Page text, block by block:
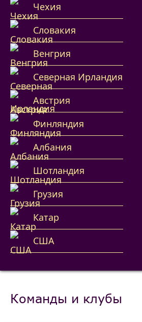
Чехия
Словакия
Венгрия
Северная Ирландия
Австрия
Финляндия
Албания
Шотландия
Грузия
Катар
США
Команды и клубы